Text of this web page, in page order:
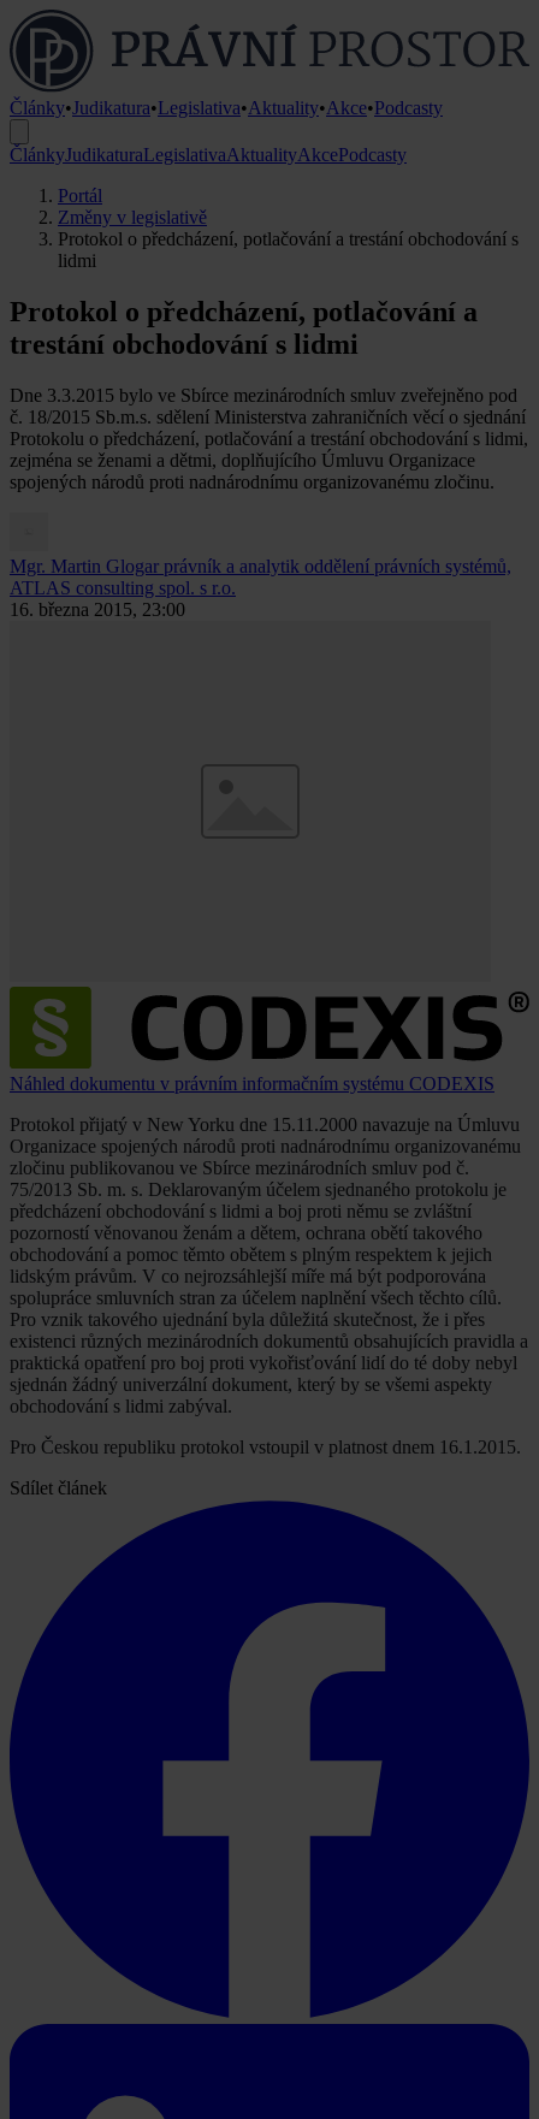
Články•Judikatura•Legislativa•Aktuality•Akce•Podcasty
ČlánkyJudikaturaLegislativaAktualityAkcePodcasty
Portál
Změny v legislativě
Protokol o předcházení, potlačování a trestání obchodování s
lidmi
Protokol o předcházení, potlačování a
trestání obchodování s lidmi
Dne 3.3.2015 bylo ve Sbírce mezinárodních smluv zveřejněno pod
č. 18/2015 Sb.m.s. sdělení Ministerstva zahraničních věcí o sjednání
Protokolu o předcházení, potlačování a trestání obchodování s lidmi,
zejména se ženami a dětmi, doplňujícího Úmluvu Organizace
spojených národů proti nadnárodnímu organizovanému zločinu.
Mgr. Martin Glogar právník a analytik oddělení právních systémů,
ATLAS consulting spol. s r.o.
16. března 2015, 23:00
Náhled dokumentu v právním informačním systému CODEXIS
Protokol přijatý v New Yorku dne 15.11.2000 navazuje na Úmluvu
Organizace spojených národů proti nadnárodnímu organizovanému
zločinu publikovanou ve Sbírce mezinárodních smluv pod č.
75/2013 Sb. m. s. Deklarovaným účelem sjednaného protokolu je
předcházení obchodování s lidmi a boj proti němu se zvláštní
pozorností věnovanou ženám a dětem, ochrana obětí takového
obchodování a pomoc těmto obětem s plným respektem k jejich
lidským právům. V co nejrozsáhlejší míře má být podporována
spolupráce smluvních stran za účelem naplnění všech těchto cílů.
Pro vznik takového ujednání byla důležitá skutečnost, že i přes
existenci různých mezinárodních dokumentů obsahujících pravidla a
praktická opatření pro boj proti vykořisťování lidí do té doby nebyl
sjednán žádný univerzální dokument, který by se všemi aspekty
obchodování s lidmi zabýval.
Pro Českou republiku protokol vstoupil v platnost dnem 16.1.2015.
Sdílet článek